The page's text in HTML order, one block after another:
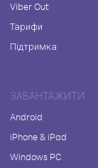
Viber Out
Тарифи
Підтримка
ЗАВАНТАЖИТИ
Android
iPhone & iPad
Windows PC